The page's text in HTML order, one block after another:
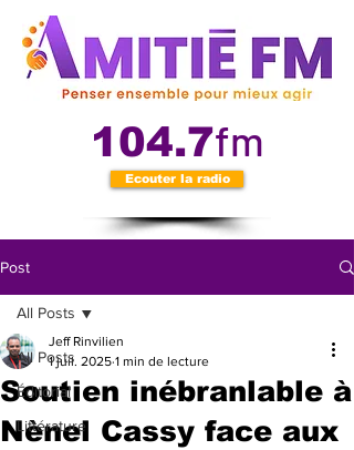
104.7fm
Ecouter la radio
Post
All Posts
Éditorial
Littérature
All Posts
Soutien inébranlable à
Nènel Cassy face aux
Jeff Rinvilien
1 juil. 2025 1 min de lecture